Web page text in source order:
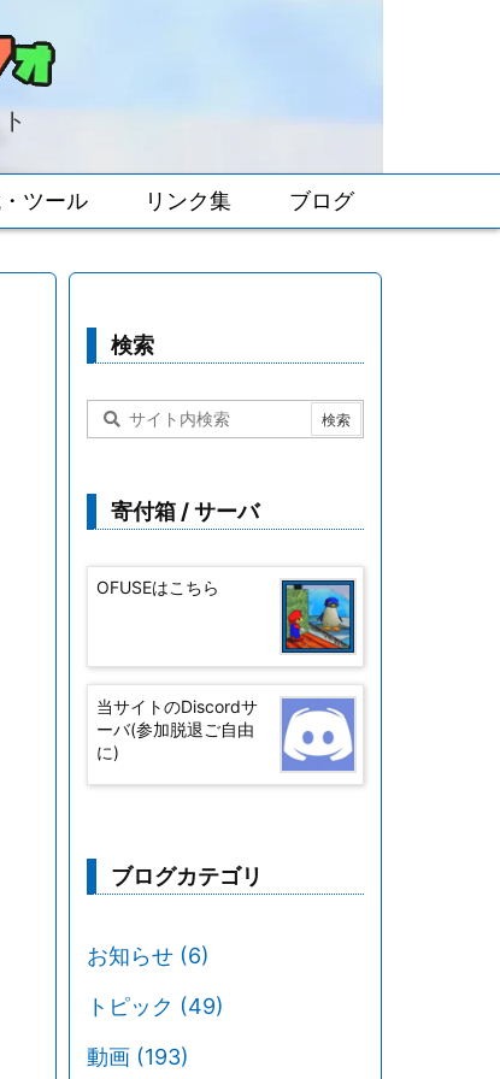
ツール リンク集 ブログ
検索
寄付箱 / サーバ
OFUSEはこちら
当サイトのDiscordサ
ーバ(参加脱退ご自由
に)
ブログカテゴリ
お知らせ (6)
トピック (49)
動画 (193)